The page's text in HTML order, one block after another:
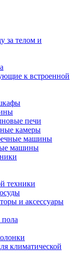
за телом и
к встроенной
печи
камеры
машины
машины
техники
и аксессуары
пола
климатической